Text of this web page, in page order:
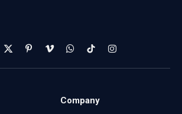
X
(Twitter)
PinterestVimeoWhatsApp
TikTokInstagram
Company